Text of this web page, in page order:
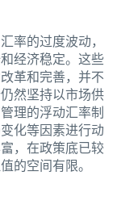
率的过度波动，
经济稳定。这些
革和完善，并不
然坚持以市场供
理的浮动汇率制
化等因素进行动
，在政策底已较
的空间有限。